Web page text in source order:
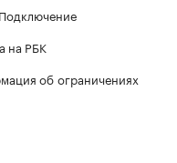
Подключение
на РБК
об ограничениях